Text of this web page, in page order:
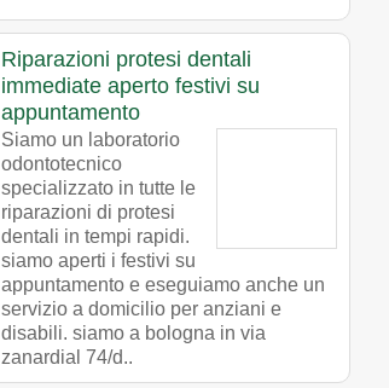
Riparazioni protesi dentali
immediate aperto festivi su
appuntamento
Siamo un laboratorio
odontotecnico
specializzato in tutte le
riparazioni di protesi
dentali in tempi rapidi.
siamo aperti i festivi su
appuntamento e eseguiamo anche un
servizio a domicilio per anziani e
disabili. siamo a bologna in via
zanardial 74/d..